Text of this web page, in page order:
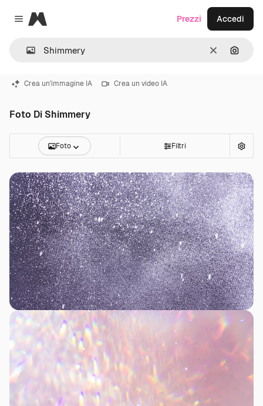
Close menu
Magnific
CancellaCerca
Prezzi Accedi
Crea un'immagine IA Crea un video IA
Foto Di Shimmery
Foto Filtri